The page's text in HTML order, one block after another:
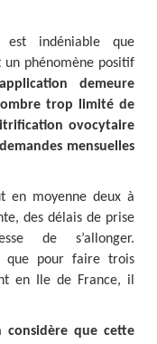
est indéniable que
un phénomène positif
demeure
trop limité de
ovocytaire
mensuelles
en moyenne deux à
des délais de prise
de s’allonger.
que pour faire trois
en Ile de France, il
que cette